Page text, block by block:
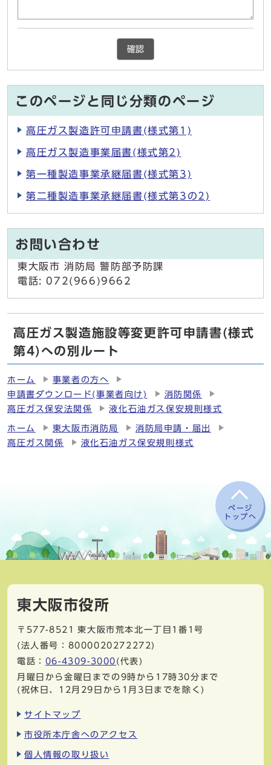
確認
このページと同じ分類のページ
高圧ガス製造許可申請書(様式第1)
高圧ガス製造事業届書(様式第2)
第一種製造事業承継届書(様式第3)
第二種製造事業承継届書(様式第3の2)
お問い合わせ
東大阪市 消防局 警防部予防課
電話: 072(966)9662
高圧ガス製造施設等変更許可申請書(様式
第4)への別ルート
ホーム
事業者の方へ
申請書ダウンロード(事業者向け)
消防関係
高圧ガス保安法関係
液化石油ガス保安規則様式
ホーム 東大阪市消防局
消防局申請・届出
高圧ガス関係
液化石油ガス保安規則様式
ページ
トップへ
東大阪市役所
〒577-8521
東大阪市荒本北一丁目1番1号
(法人番号：8000020272272)
電話： 06-4309-3000 (代表)
月曜日から金曜日までの9時から17時30分まで
(祝休日、12月29日から1月3日までを除く)
サイトマップ
市役所本庁舎へのアクセス
個人情報の取り扱い